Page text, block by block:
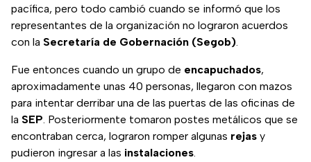
pacífica, pero todo cambió cuando se informó que los
representantes de la organización no lograron acuerdos
con la Secretaría de Gobernación (Segob).
Fue entonces cuando un grupo de encapuchados,
aproximadamente unas 40 personas, llegaron con mazos
para intentar derribar una de las puertas de las oficinas de
la SEP. Posteriormente tomaron postes metálicos que se
encontraban cerca, lograron romper algunas rejas y
pudieron ingresar a las instalaciones.